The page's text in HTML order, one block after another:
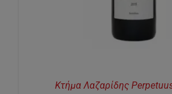
Κτήμα Λαζαρίδης